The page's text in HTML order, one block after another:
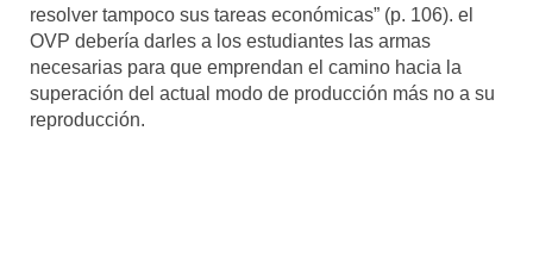
resolver tampoco sus tareas económicas” (p. 106). el
OVP debería darles a los estudiantes las armas
necesarias para que emprendan el camino hacia la
superación del actual modo de producción más no a su
reproducción.